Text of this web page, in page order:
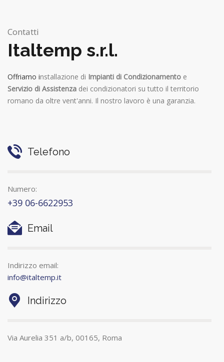
Contatti
Italtemp s.r.l.
Offriamo installazione di Impianti di Condizionamento e
Servizio di Assistenza dei condizionatori su tutto il territorio
romano da oltre vent'anni. Il nostro lavoro è una garanzia.
Telefono
Numero:
+39 06-6622953
Email
Indirizzo email:
info@italtemp.it
Indirizzo
Via Aurelia 351 a/b, 00165, Roma